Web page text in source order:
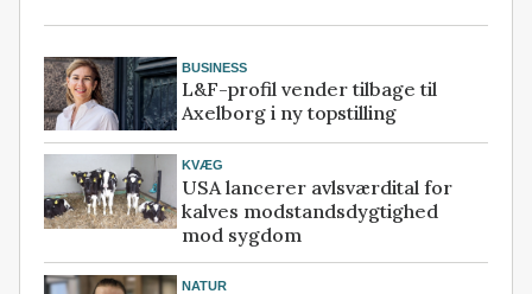
BUSINESS
L&F-profil vender tilbage til
Axelborg i ny topstilling
KVÆG
USA lancerer avlsværdital for
kalves modstandsdygtighed
mod sygdom
NATUR